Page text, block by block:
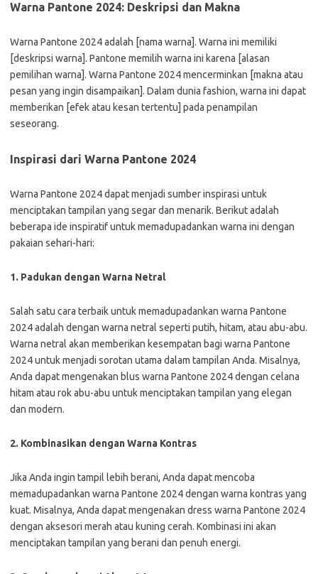
Warna Pantone 2024: Deskripsi dan Makna
Warna Pantone 2024 adalah [nama warna]. Warna ini memiliki
[deskripsi warna]. Pantone memilih warna ini karena [alasan
pemilihan warna]. Warna Pantone 2024 mencerminkan [makna atau
pesan yang ingin disampaikan]. Dalam dunia fashion, warna ini dapat
memberikan [efek atau kesan tertentu] pada penampilan
seseorang.
Inspirasi dari Warna Pantone 2024
Warna Pantone 2024 dapat menjadi sumber inspirasi untuk
menciptakan tampilan yang segar dan menarik. Berikut adalah
beberapa ide inspiratif untuk memadupadankan warna ini dengan
pakaian sehari-hari:
1. Padukan dengan Warna Netral
Salah satu cara terbaik untuk memadupadankan warna Pantone
2024 adalah dengan warna netral seperti putih, hitam, atau abu-abu.
Warna netral akan memberikan kesempatan bagi warna Pantone
2024 untuk menjadi sorotan utama dalam tampilan Anda. Misalnya,
Anda dapat mengenakan blus warna Pantone 2024 dengan celana
hitam atau rok abu-abu untuk menciptakan tampilan yang elegan
dan modern.
2. Kombinasikan dengan Warna Kontras
Jika Anda ingin tampil lebih berani, Anda dapat mencoba
memadupadankan warna Pantone 2024 dengan warna kontras yang
kuat. Misalnya, Anda dapat mengenakan dress warna Pantone 2024
dengan aksesori merah atau kuning cerah. Kombinasi ini akan
menciptakan tampilan yang berani dan penuh energi.